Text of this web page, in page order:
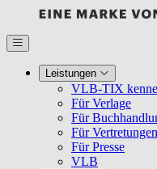
Leistungen
VLB-TIX
Für Verlage
Für
Für Vertretungen
Für Presse
VLB